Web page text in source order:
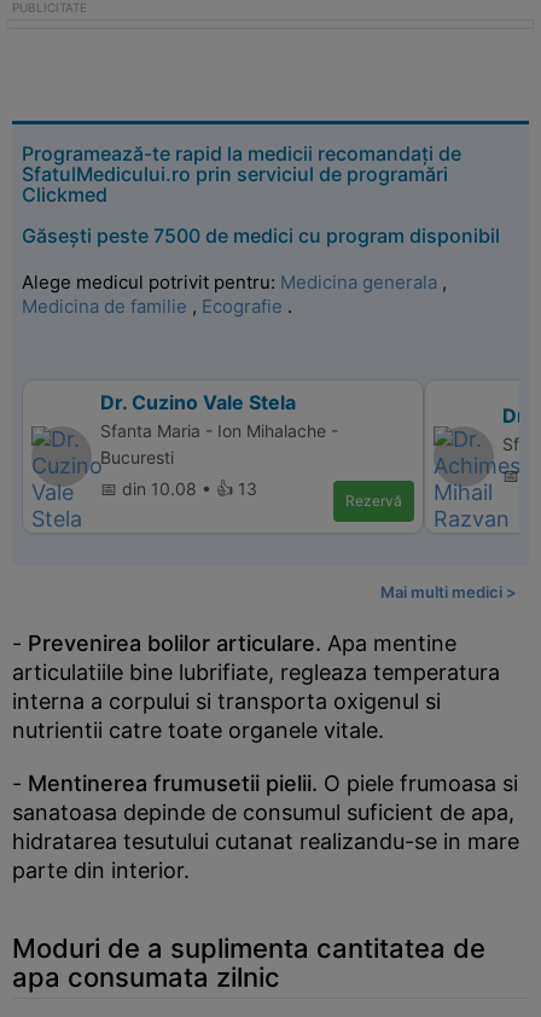
Programează-te rapid la medicii recomandați de
SfatulMedicului.ro prin serviciul de programări
Clickmed
Găsești peste 7500 de medici cu program disponibil
Alege medicul potrivit pentru: Medicina generala ,
Medicina de familie , Ecografie .
Dr. Cuzino Vale Stela
Sfanta Maria - Ion Mihalache -
Bucuresti
📅 din 10.08 • 👍 13
Rezervă
Dr.
📅
Mai multi medici >
- Prevenirea bolilor articulare. Apa mentine
articulatiile bine lubrifiate, regleaza temperatura
interna a corpului si transporta oxigenul si
nutrientii catre toate organele vitale.
- Mentinerea frumusetii pielii. O piele frumoasa si
sanatoasa depinde de consumul suficient de apa,
hidratarea tesutului cutanat realizandu-se in mare
parte din interior.
Moduri de a suplimenta cantitatea de
apa consumata zilnic